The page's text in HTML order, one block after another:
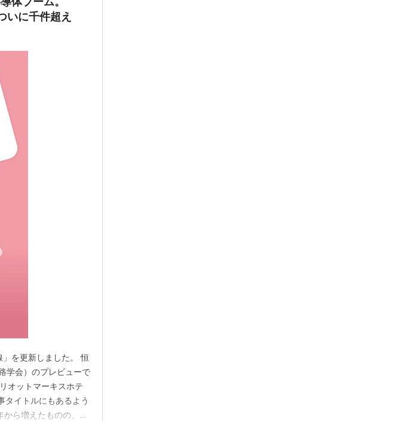
いに千件超え
を更新しました。 恒
学会）のプレビューで
オットマーキスホテ
イトルにもあるよう
ら増えたものの、採